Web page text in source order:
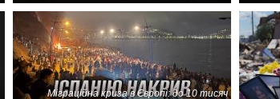
Міграційна криза в Європі: до 10 тисяч